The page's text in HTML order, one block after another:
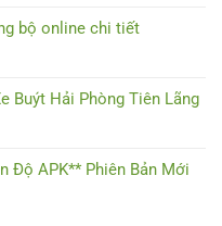
bộ online chi tiết
Buýt Hải Phòng Tiên Lãng
Độ APK** Phiên Bản Mới